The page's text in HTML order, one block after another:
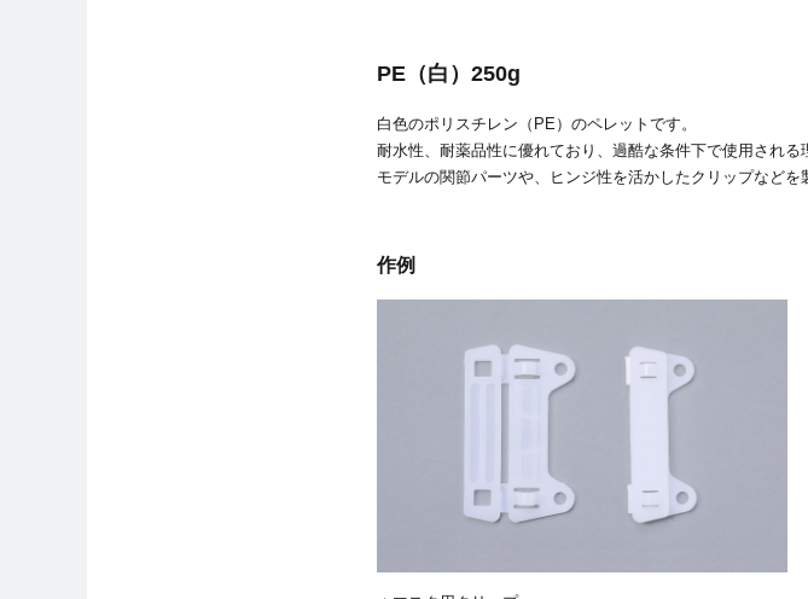
PE（白）250g
白色のポリスチレン（PE）のペレットです。
耐水性、耐薬品性に優れており、過酷な条件下で使用され
モデルの関節パーツや、ヒンジ性を活かしたクリップなどを
作例